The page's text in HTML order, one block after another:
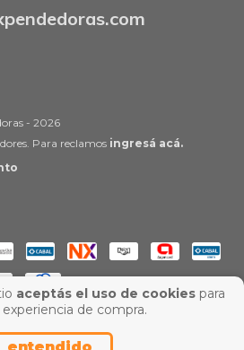
aceptás el uso de cookiespara
de compra.
- 2026
Para reclamos ingresá acá.